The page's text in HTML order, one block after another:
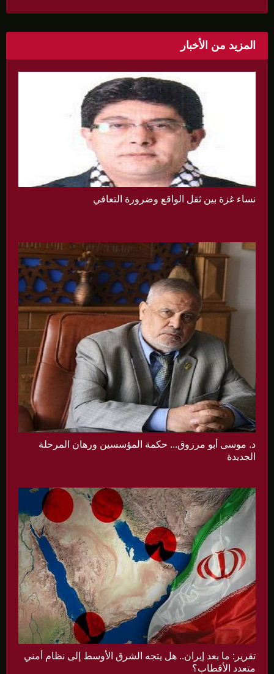
المزيد من الأخبار
نساء غزة بين ثقل الواقع وضرورة التعافي
د. موسى أبو مرزوق... حكمة المؤسسين ورهان المرحلة
الجديدة
تقرير: ما بعد إيران.. هل يتجه الشرق الأوسط إلى نظام أمني
متعدد الأقطاب؟